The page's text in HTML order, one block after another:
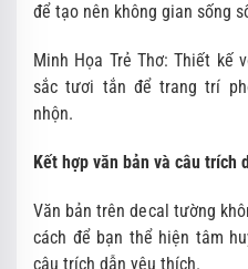
để tạo nên không gian sống
Minh Họa Trẻ Thơ: Thiết kế
sắc tươi tắn để trang trí
nhộn.
Kết hợp văn bản và câu trích
Văn bản trên decal tường
cách để bạn thể hiện tâm
câu trích dẫn yêu thích.